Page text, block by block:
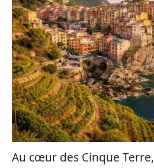
Au cœur des Cinque Terre,